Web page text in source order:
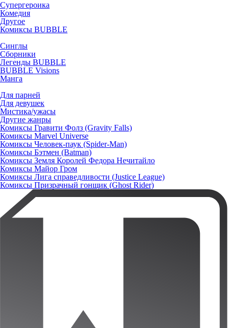
Супергероика
Комедия
Другое
Комиксы BUBBLE
Синглы
Сборники
Легенды BUBBLE
BUBBLE Visions
Манга
Для парней
Для девушек
Мистика/ужасы
Другие жанры
Комиксы Гравити Фолз (Gravity Falls)
Комиксы Marvel Universe
Комиксы Человек-паук (Spider-Man)
Комиксы Бэтмен (Batman)
Комиксы Земля Королей Федора Нечитайло
Комиксы Майор Гром
Комиксы Лига справедливости (Justice League)
Комиксы Призрачный гонщик (Ghost Rider)